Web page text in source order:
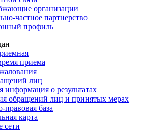
организации
частное партнерство
профиль
приема
лиц
о результатах
обращений лиц и принятых мерах
база
карта
сети